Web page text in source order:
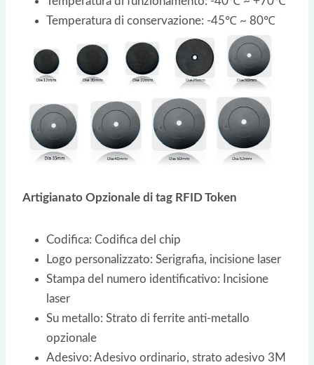
Temperatura di conservazione: -45℃ ~ 80℃
Artigianato Opzionale di tag RFID Token
Codifica: Codifica del chip
Logo personalizzato: Serigrafia, incisione laser
Stampa del numero identificativo: Incisione
laser
Su metallo: Strato di ferrite anti-metallo
opzionale
Adesivo: Adesivo ordinario, strato adesivo 3M